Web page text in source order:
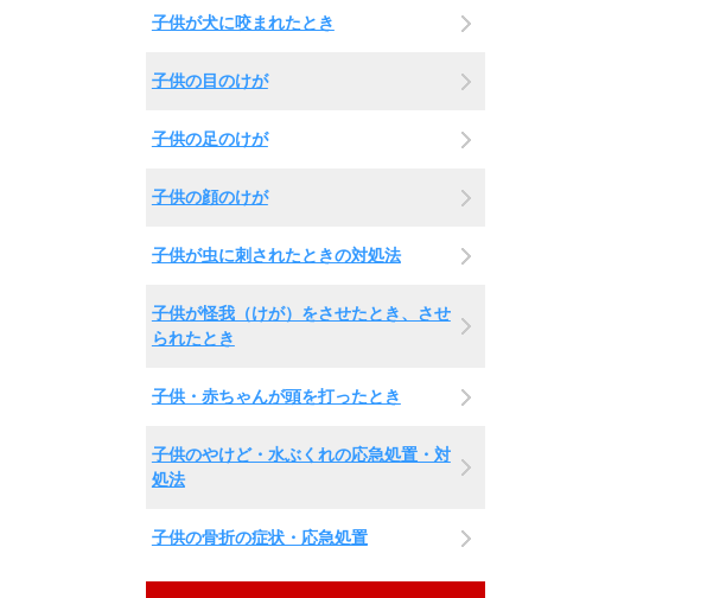
子供が犬に咬まれたとき
子供の目のけが
子供の足のけが
子供の顔のけが
子供が虫に刺されたときの対処法
子供が怪我（けが）をさせたとき、させ
られたとき
子供・赤ちゃんが頭を打ったとき
子供のやけど・水ぶくれの応急処置・対
処法
子供の骨折の症状・応急処置